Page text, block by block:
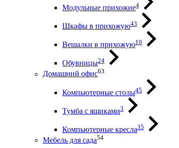
Модульные прихожие4
Шкафы в прихожую43
Вешалки в прихожую10
Обувницы24
Домашний офис63
Компьютерные столы45
Тумба с ящиками3
Компьютерные кресла35
Мебель для сада54